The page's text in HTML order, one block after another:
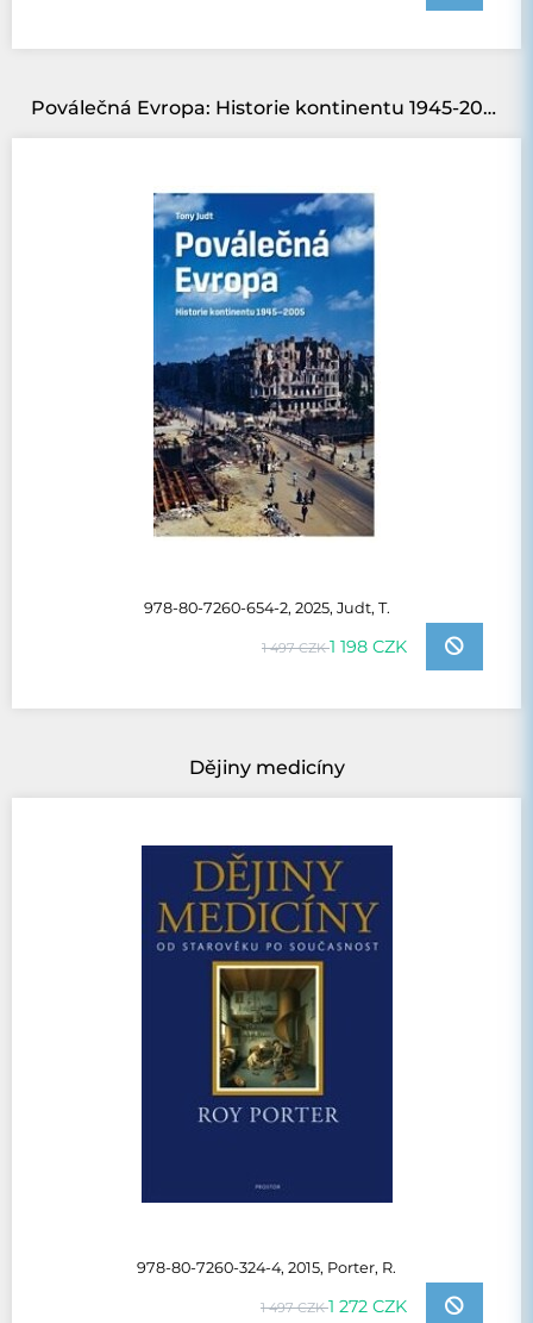
Poválečná Evropa: Historie kontinentu 1945-2005
978-80-7260-654-2, 2025, Judt, T.
1 497 CZK1 198 CZK
Dějiny medicíny
978-80-7260-324-4, 2015, Porter, R.
1 497 CZK1 272 CZK